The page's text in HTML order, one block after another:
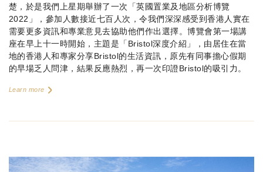
楚，於是我們上星期舉辦了一次「英國置業及地區分析博覽
2022」，參加人數接近七百人次，令我們深深感受到香港人實在
需要更多資訊和專業意見去協助他們作出選擇。博覽會第一場講
座在早上十一時開始，主題是「Bristol深度介紹」，由居住在當
地的香港人和專家分享Bristol的生活資訊，原先有同事擔心假期
的早場乏人問津，結果反應熱烈，再一次印證Bristol的吸引力。
Learn more